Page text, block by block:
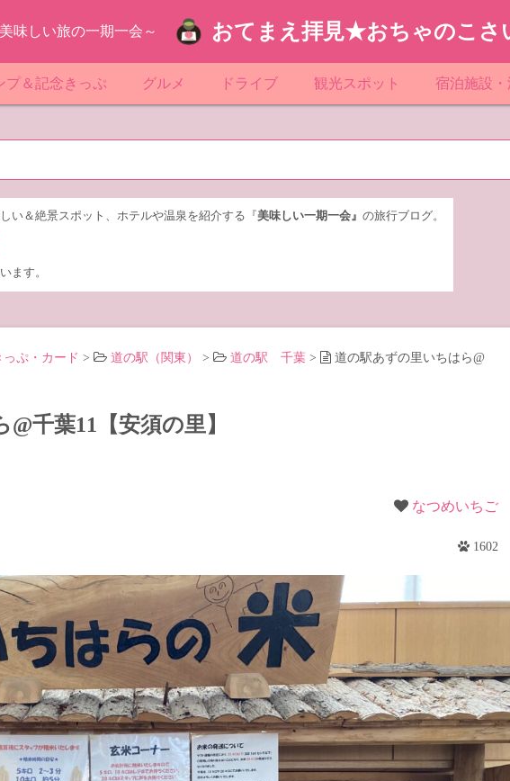
味しい旅の一期一会～ おてまえ拝見★おちゃのこさ
（関東）
埼玉県のマンホール
茨城県のマンホール
栃木県のマンホール
（東北） 宮城県のマンホール
（中部）
プ＆記念きっぷ
道の駅 埼玉
道の駅 茨城
道の駅 群馬
道の駅 山梨
道の駅 静岡
道の駅 宮城
グルメ ドライブ 観光スポット
遊び・体験
宿泊施設・
スーパーホ
シティホ
い＆絶景スポット、ホテルや温泉を紹介する『 美味しい一期一会』 の旅行ブログ。
ます。
ぷ・カード > 道の駅（関東） > 道の駅 千葉 >
道の駅あずの里いちはら@
千葉11【安須の里】
なつめいちご
1602